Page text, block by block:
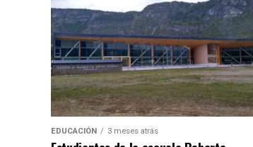
EDUCACIÓN 3 meses atrás